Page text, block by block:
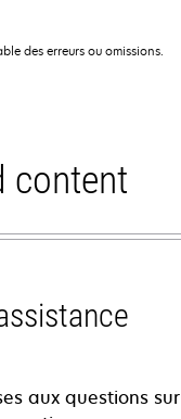
des erreurs ou omissions.
content
aux questions sur